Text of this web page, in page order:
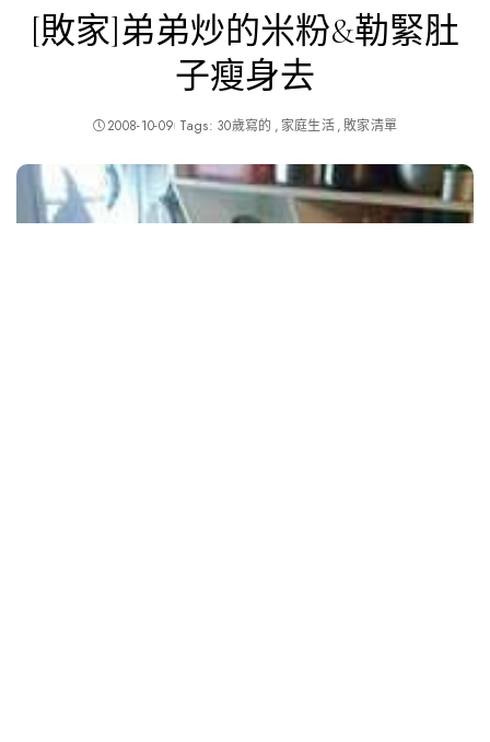
[敗家]弟弟炒的米粉&勒緊肚
子瘦身去
2008-10-09 Tags: 30歲寫的 家庭生活 敗家清單